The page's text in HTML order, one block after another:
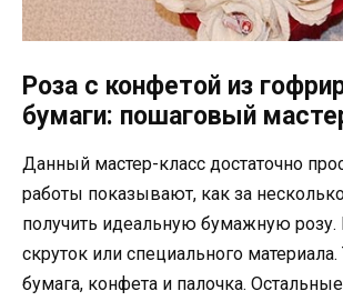
Роза с конфетой из
бумаги: пошаговый
Данный мастер-класс достаточно
работы показывают, как за
получить идеальную бумажную розу.
скруток или специального
бумага, конфета и палочка.